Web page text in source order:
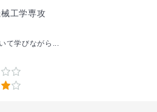
工学専攻
て学びながら...